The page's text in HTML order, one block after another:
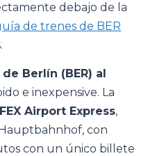
debajo de la
de trenes de BER
Berlín (BER) al
e inexpensive. La
FEX Airport Express,
con
con un único billete